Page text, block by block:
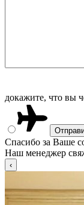
докажите, что вы
Спасибо за Ваше
Наш менеджер